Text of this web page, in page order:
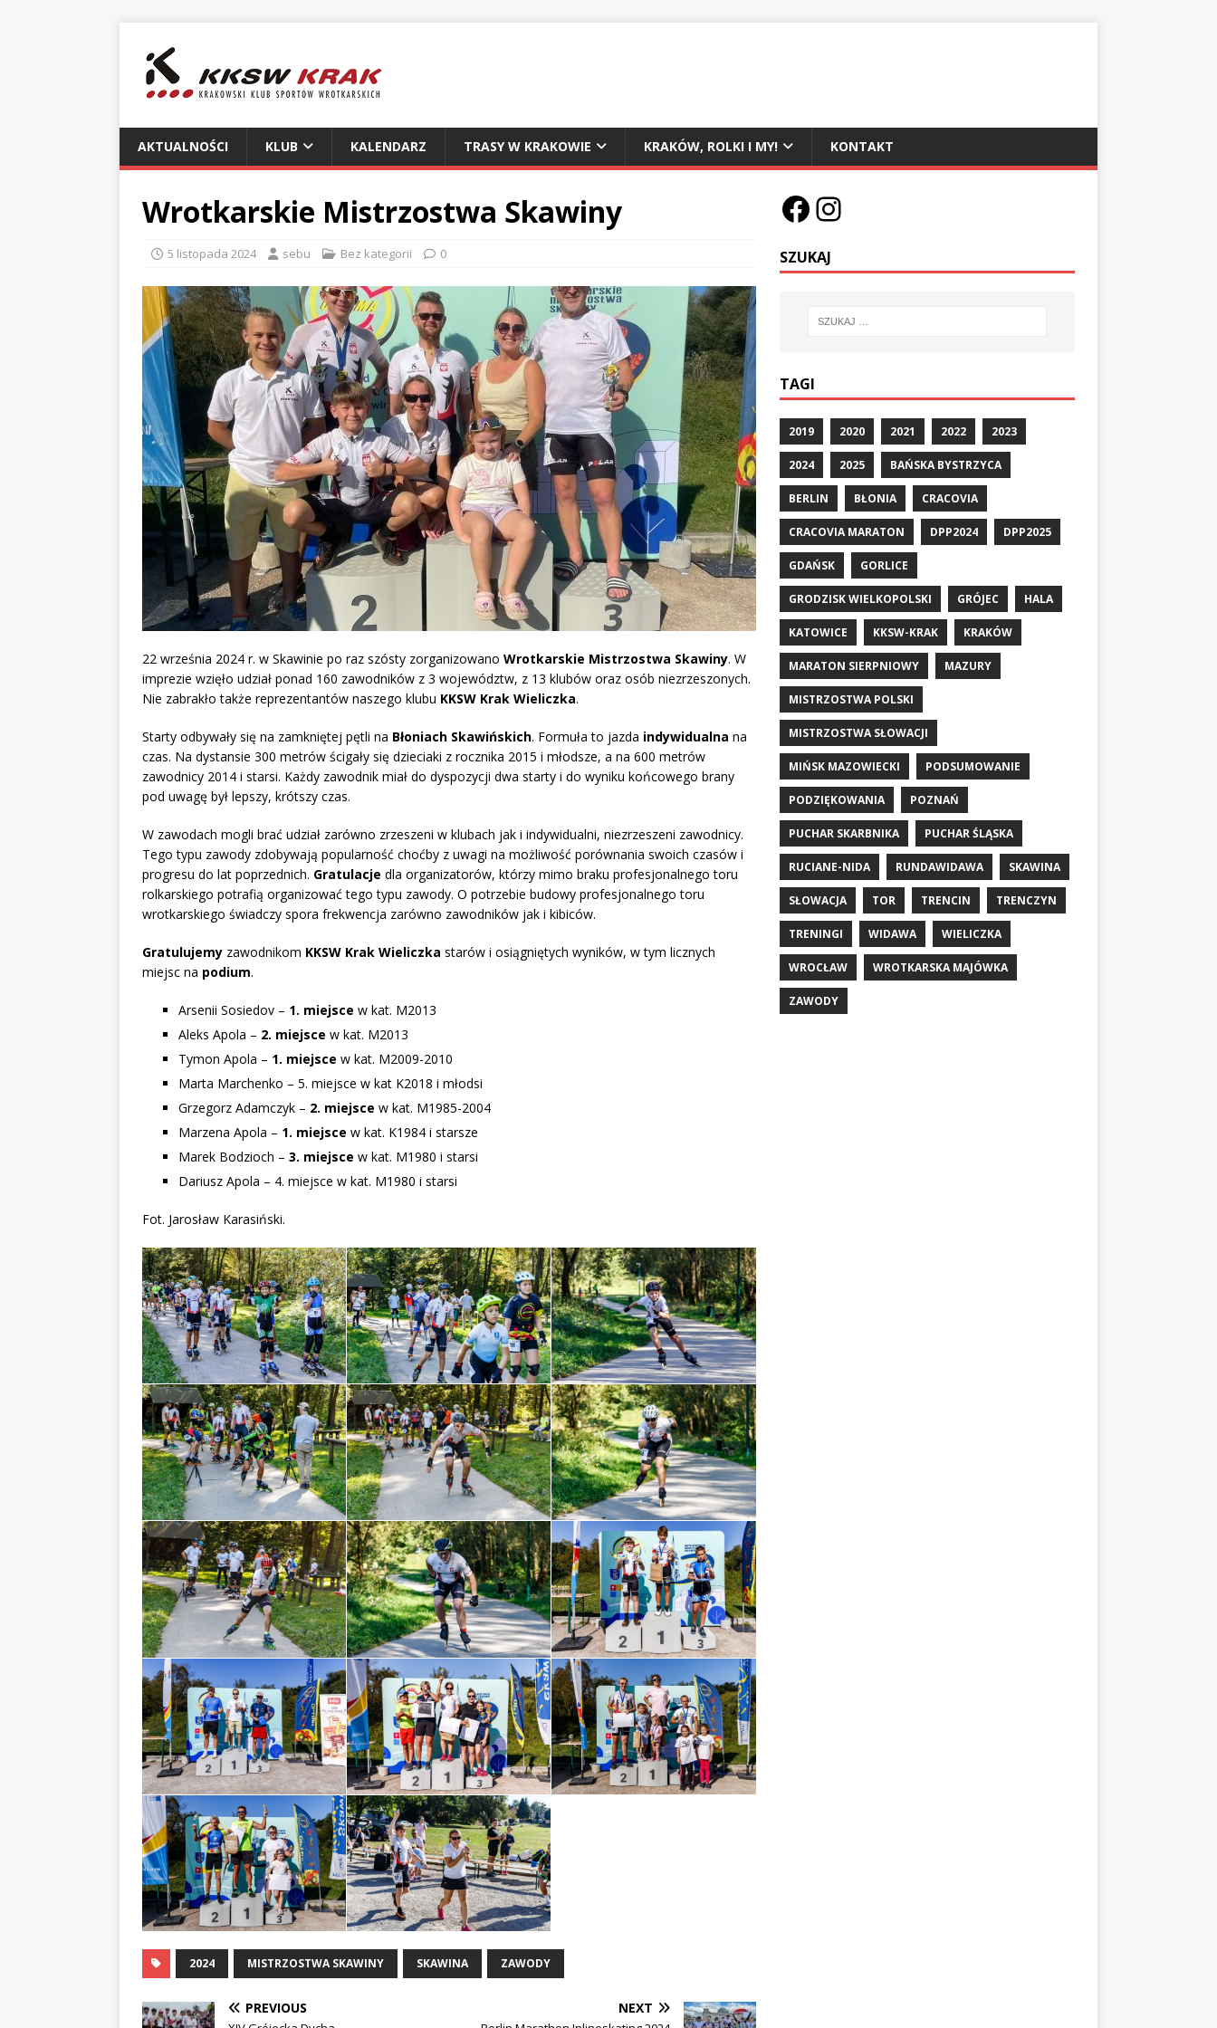
AKTUALNOŚCI KLUB KALENDARZ TRASY W KRAKOWIE KRAKÓW, ROLKI I MY! KONTAKT
Wrotkarskie Mistrzostwa Skawiny
5 listopada 2024 sebu Bez kategorii 0
22 września 2024 r. w Skawinie po raz szósty zorganizowano Wrotkarskie Mistrzostwa Skawiny. W
imprezie wzięło udział ponad 160 zawodników z 3 województw, z 13 klubów oraz osób niezrzeszonych.
Nie zabrakło także reprezentantów naszego klubu KKSW Krak Wieliczka.
Starty odbywały się na zamkniętej pętli na Błoniach Skawińskich. Formuła to jazda indywidualna na
czas. Na dystansie 300 metrów ścigały się dzieciaki z rocznika 2015 i młodsze, a na 600 metrów
zawodnicy 2014 i starsi. Każdy zawodnik miał do dyspozycji dwa starty i do wyniku końcowego brany
pod uwagę był lepszy, krótszy czas.
W zawodach mogli brać udział zarówno zrzeszeni w klubach jak i indywidualni, niezrzeszeni zawodnicy.
Tego typu zawody zdobywają popularność choćby z uwagi na możliwość porównania swoich czasów i
progresu do lat poprzednich. Gratulacje dla organizatorów, którzy mimo braku profesjonalnego toru
rolkarskiego potrafią organizować tego typu zawody. O potrzebie budowy profesjonalnego toru
wrotkarskiego świadczy spora frekwencja zarówno zawodników jak i kibiców.
Gratulujemy zawodnikom KKSW Krak Wieliczka starów i osiągniętych wyników, w tym licznych
miejsc na podium.
Arsenii Sosiedov – 1. miejsce w kat. M2013
Aleks Apola – 2. miejsce w kat. M2013
Tymon Apola – 1. miejsce w kat. M2009-2010
Marta Marchenko – 5. miejsce w kat K2018 i młodsi
Grzegorz Adamczyk – 2. miejsce w kat. M1985-2004
Marzena Apola – 1. miejsce w kat. K1984 i starsze
Marek Bodzioch – 3. miejsce w kat. M1980 i starsi
Dariusz Apola – 4. miejsce w kat. M1980 i starsi
Fot. Jarosław Karasiński.
2024 MISTRZOSTWA SKAWINY SKAWINA ZAWODY
PREVIOUS NEXT
SZUKAJ
TAGI
2019 2020 2021 2022 2023
2024 2025 BAŃSKA BYSTRZYCA
BERLIN BŁONIA CRACOVIA
CRACOVIA MARATON DPP2024 DPP2025
GDAŃSK GORLICE
GRODZISK WIELKOPOLSKI GRÓJEC HALA
KATOWICE KKSW-KRAK KRAKÓW
MARATON SIERPNIOWY MAZURY
MISTRZOSTWA POLSKI
MISTRZOSTWA SŁOWACJI
MIŃSK MAZOWIECKI PODSUMOWANIE
PODZIĘKOWANIA POZNAŃ
PUCHAR SKARBNIKA PUCHAR ŚLĄSKA
RUCIANE-NIDA RUNDAWIDAWA SKAWINA
SŁOWACJA TOR TRENCIN TRENCZYN
TRENINGI WIDAWA WIELICZKA
WROCŁAW WROTKARSKA MAJÓWKA
ZAWODY